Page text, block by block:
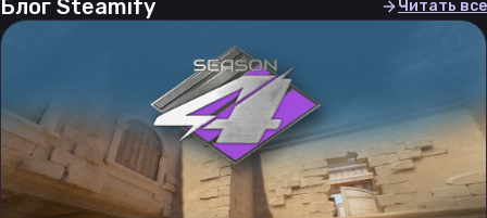
Блог Steamify Читать все